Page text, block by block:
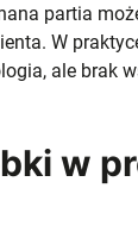
partia
W
ale brak
w